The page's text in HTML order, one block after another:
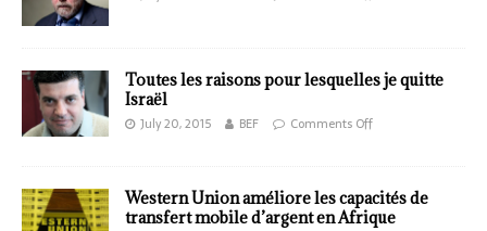
Toutes les raisons pour lesquelles je quitte
Israël
July 20, 2015 BEF Comments Off
Western Union améliore les capacités de
transfert mobile d’argent en Afrique